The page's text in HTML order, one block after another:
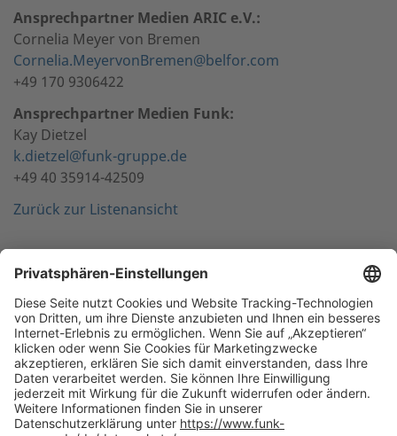
Ansprechpartner Medien ARIC e.V.:
Cornelia Meyer von Bremen
Cornelia.MeyervonBremen@belfor.com
+49 170 9306422
Ansprechpartner Medien Funk:
Kay Dietzel
k.dietzel@funk-gruppe.de
+49 40 35914-42509
Zurück zur Listenansicht
NACH OBEN
Die beste Empfehlung. Funk.
+49 40 35914-0
Zentrale Hamburg, Valentinskamp 20, 20354 Hamburg
Standorte